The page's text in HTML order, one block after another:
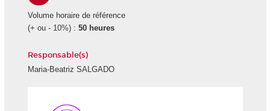
Volume horaire de référence
(+ ou - 10%) : 50 heures
Responsable(s)
Maria-Beatriz SALGADO